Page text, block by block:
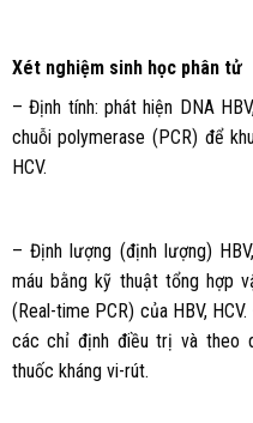
Xét nghiệm sinh học phân tử
– Định tính: phát hiện DNA
chuỗi polymerase (PCR) để
HCV.
– Định lượng (định lượng)
máu bằng kỹ thuật tổng hợp
(Real-time PCR) của HBV,
các chỉ định điều trị và theo
thuốc kháng vi-rút.